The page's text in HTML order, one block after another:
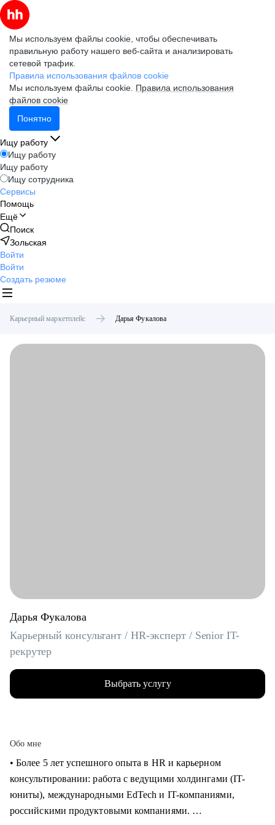
Мы используем файлы cookie, чтобы обеспечивать
правильную работу нашего веб-сайта и анализировать
сетевой трафик.
Правила использования файлов cookie
Мы используем файлы cookie. Правила использования
файлов cookie
Понятно
Ищу работу
Ищу работу
Ищу работу
Ищу сотрудника
Сервисы
Помощь
Ещё
Поиск
Зольская
Войти
Войти
Создать резюме
Карьерный маркетплейс Дарья Фукалова
Дарья Фукалова
Карьерный консультант / HR-эксперт / Senior IT-
рекрутер
Выбрать услугу
Обо мне
• Более 5 лет успешного опыта в HR и карьерном
консультировании: работа с ведущими холдингами (IT-
юниты), международными EdTech и IT-компаниями,
российскими продуктовыми компаниями.